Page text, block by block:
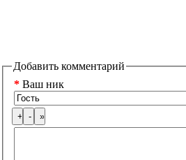
Добавить комментарий
* Ваш ник